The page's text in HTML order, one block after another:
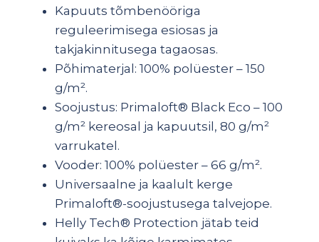
Kapuuts tõmbenööriga
reguleerimisega esiosas ja
takjakinnitusega tagaosas.
Põhimaterjal: 100% polüester – 150
g/m².
Soojustus: Primaloft® Black Eco – 100
g/m² kereosal ja kapuutsil, 80 g/m²
varrukatel.
Vooder: 100% polüester – 66 g/m².
Universaalne ja kaalult kerge
Primaloft®-soojustusega talvejope.
Helly Tech® Protection jätab teid